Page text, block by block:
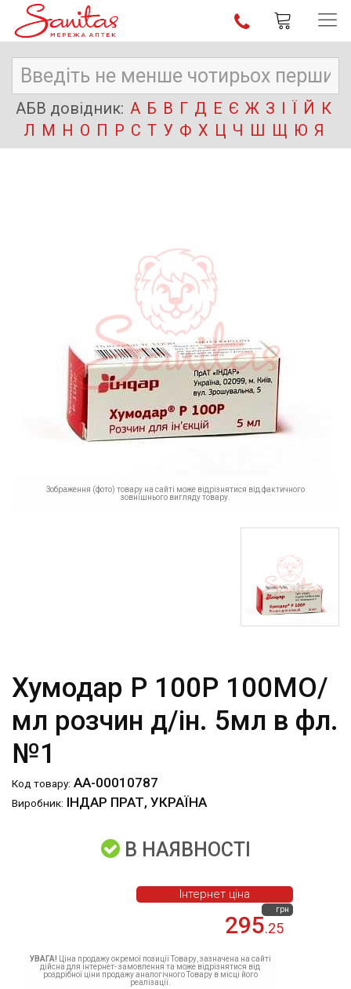
АБВ довідник: А Б В Г Д Е Є Ж З І Ї Й К
Л М Н О П Р С Т У Ф Х Ц Ч Ш Щ Ю Я
Зображення (фото) товару на сайті може відрізнятися від фактичного
зовнішнього вигляду товару.
Хумодар Р 100Р 100МО/
мл розчин д/ін. 5мл в фл.
№1
Код товару: АА-00010787
Виробник: ІНДАР ПРАТ, УКРАЇНА
В НАЯВНОСТІ
295.25
грн
Інтернет ціна
УВАГА! Ціна продажу окремої позиції Товару, зазначена на сайті
дійсна для інтернет- замовлення та може відрізнятися від
роздрібної ціни продажу аналогічного Товару в місці його
реалізації.